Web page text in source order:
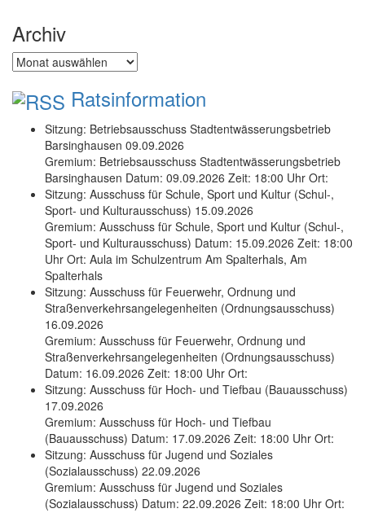
Archiv
Archiv
Ratsinformation
Sitzung: Betriebsausschuss Stadtentwässerungsbetrieb
Barsinghausen 09.09.2026
Gremium: Betriebsausschuss Stadtentwässerungsbetrieb
Barsinghausen Datum: 09.09.2026 Zeit: 18:00 Uhr Ort:
Sitzung: Ausschuss für Schule, Sport und Kultur (Schul-,
Sport- und Kulturausschuss) 15.09.2026
Gremium: Ausschuss für Schule, Sport und Kultur (Schul-,
Sport- und Kulturausschuss) Datum: 15.09.2026 Zeit: 18:00
Uhr Ort: Aula im Schulzentrum Am Spalterhals, Am
Spalterhals
Sitzung: Ausschuss für Feuerwehr, Ordnung und
Straßenverkehrsangelegenheiten (Ordnungsausschuss)
16.09.2026
Gremium: Ausschuss für Feuerwehr, Ordnung und
Straßenverkehrsangelegenheiten (Ordnungsausschuss)
Datum: 16.09.2026 Zeit: 18:00 Uhr Ort:
Sitzung: Ausschuss für Hoch- und Tiefbau (Bauausschuss)
17.09.2026
Gremium: Ausschuss für Hoch- und Tiefbau
(Bauausschuss) Datum: 17.09.2026 Zeit: 18:00 Uhr Ort:
Sitzung: Ausschuss für Jugend und Soziales
(Sozialausschuss) 22.09.2026
Gremium: Ausschuss für Jugend und Soziales
(Sozialausschuss) Datum: 22.09.2026 Zeit: 18:00 Uhr Ort: